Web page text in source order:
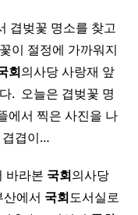
겹벚꽃 명소를 찾고
이 절정에 가까워지
회의사당 사랑재 앞
. ​ 오늘은 겹벚꽃 명
에서 찍은 사진을 나
겹겹이…
바라본 국회의사당 ​
에서 국회도서실로